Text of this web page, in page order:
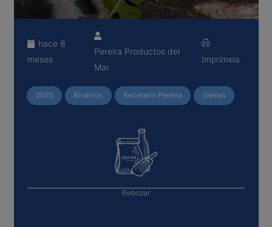
hace 8
meses
Pereira Productos del
Mar
Imprímela
2025 Bivalvos Recetario Pereira Vieiras
Rebozar